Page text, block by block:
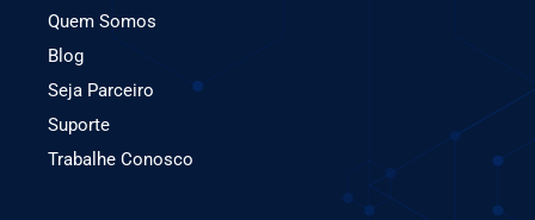
Quem Somos
Blog
Seja Parceiro
Suporte
Trabalhe Conosco